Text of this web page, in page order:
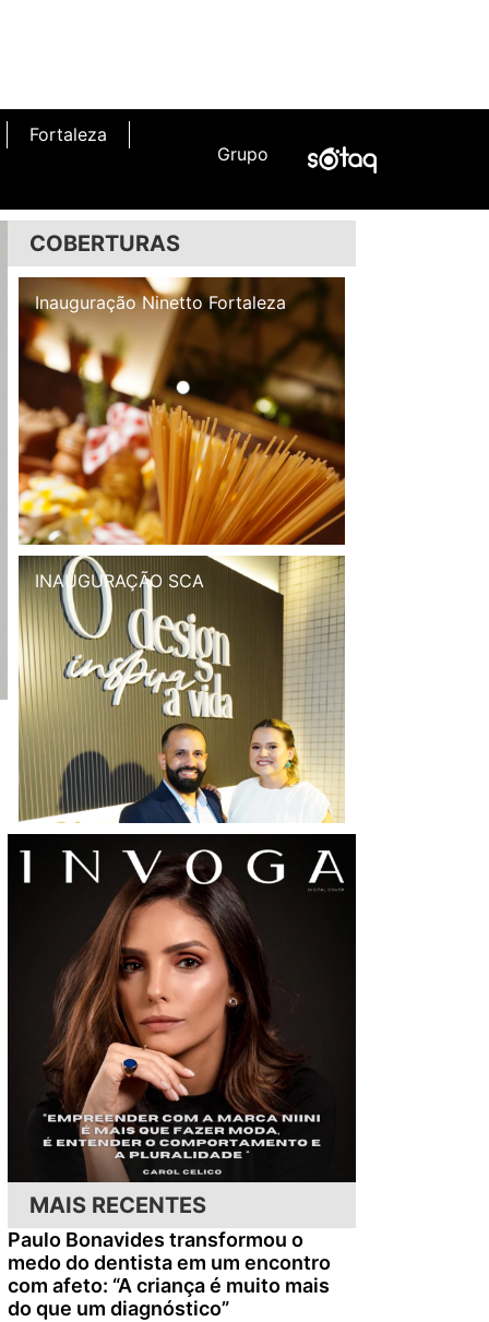
Fortaleza
Grupo
COBERTURAS
Inauguração Illa Café
INAUGURAÇÃO SCA
MAIS RECENTES
Paulo Bonavides transformou o
medo do dentista em um encontro
com afeto: “A criança é muito mais
do que um diagnóstico”